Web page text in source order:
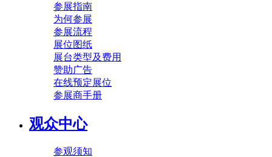
参展指南
为何参展
参展流程
展位图纸
展台类型及费用
赞助广告
在线预定展位
参展商手册
观众中心
参观须知